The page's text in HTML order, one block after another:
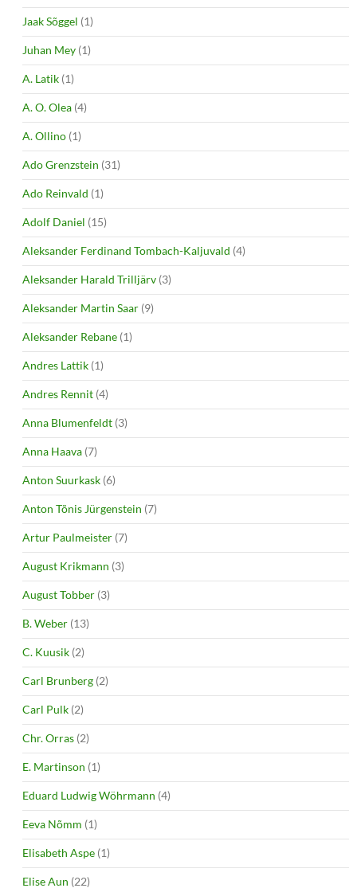
Jaak Sõggel (1)
Juhan Mey (1)
A. Latik (1)
A. O. Olea (4)
A. Ollino (1)
Ado Grenzstein (31)
Ado Reinvald (1)
Adolf Daniel (15)
Aleksander Ferdinand Tombach-Kaljuvald (4)
Aleksander Harald Trilljärv (3)
Aleksander Martin Saar (9)
Aleksander Rebane (1)
Andres Lattik (1)
Andres Rennit (4)
Anna Blumenfeldt (3)
Anna Haava (7)
Anton Suurkask (6)
Anton Tõnis Jürgenstein (7)
Artur Paulmeister (7)
August Krikmann (3)
August Tobber (3)
B. Weber (13)
C. Kuusik (2)
Carl Brunberg (2)
Carl Pulk (2)
Chr. Orras (2)
E. Martinson (1)
Eduard Ludwig Wöhrmann (4)
Eeva Nõmm (1)
Elisabeth Aspe (1)
Elise Aun (22)